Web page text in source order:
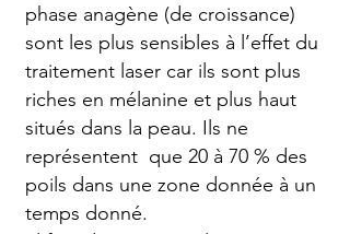
phase anagène (de croissance)
sont les plus sensibles à l’effet du
traitement laser car ils sont plus
riches en mélanine et plus haut
situés dans la peau. Ils ne
représentent que 20 à 70 % des
poils dans une zone donnée à un
temps donné.